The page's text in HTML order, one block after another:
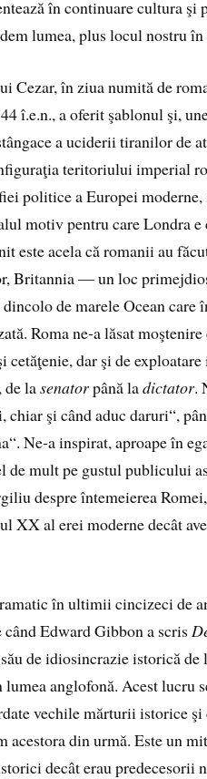
în continuare cultura şi
lumea, plus locul nostru în
Cezar, în ziua numită de
î.e.n., a oferit şablonul şi,
a uciderii tiranilor de
teritoriului imperial
politice a Europei
motiv pen­tru care Londra e
este acela că romanii au
Britannia — un loc
de marele Ocean care
Roma ne‑a lăsat
cetăţenie, dar şi de
de lasenatorpână ladictator.
şi când aduc daruri“,
Ne‑a inspirat, aproape în
de mult pe gustul publicului
despre întemeierea
XX al erei moderne decât
în ultimii cincizeci de
Edward Gibbon a scris
de idiosincrazie istorică de
anglofonă. Acest lucru
vechile mărturii istorice
acestora din urmă. Este un
decât erau predecesorii